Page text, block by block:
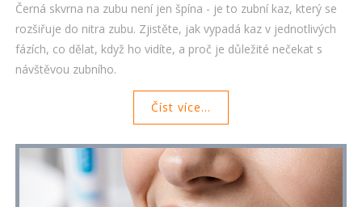
Černá skvrna na zubu není jen špína - je to zubní kaz, který se
rozšiřuje do nitra zubu. Zjistěte, jak vypadá kaz v jednotlivých
fázích, co dělat, když ho vidíte, a proč je důležité nečekat s
návštěvou zubního.
Číst více...